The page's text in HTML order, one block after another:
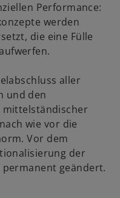
Performance:
werden
die eine Fülle
aller
und den
mittelständischer
wie vor die
Vor dem
der
geändert.